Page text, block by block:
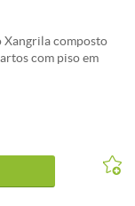
composto
com piso em
55 M2 01 vaga
Esquadrias